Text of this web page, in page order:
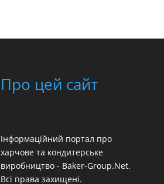
Про цей сайт
Інформаційний портал про
харчове та кондитерське
виробництво - Baker-Group.Net.
Всі права захищені.